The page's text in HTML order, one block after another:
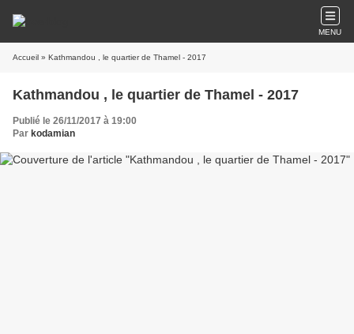
MENU
Accueil » Kathmandou , le quartier de Thamel - 2017
Kathmandou , le quartier de Thamel - 2017
Publié le 26/11/2017 à 19:00
Par kodamian